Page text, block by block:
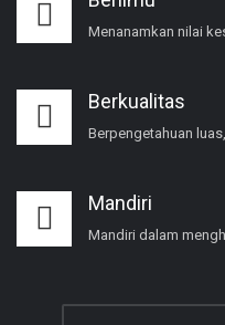
Menanamkan nilai
Berkualitas
Berpengetahuan
Mandiri
Mandiri dalam